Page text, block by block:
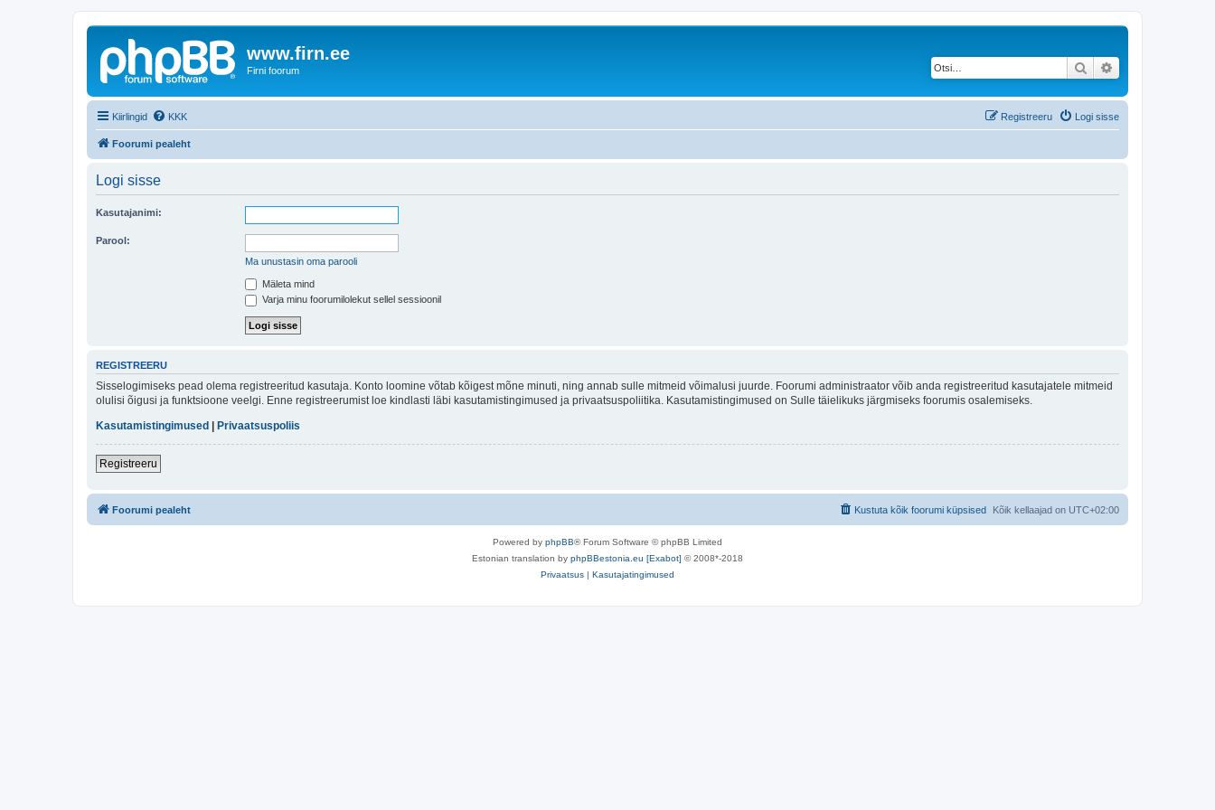
www.firn.ee
Firni foorum Otsi
Kiirlingid KKK Logi sisse
Registreeru
Foorumi pealeht
Logi sisse
Kasutajanimi:
Parool:
Ma unustasin oma parooli
Mäleta mind
Varja minu foorumilolekut sellel sessioonil
REGISTREERU
Sisselogimiseks pead olema registreeritud kasutaja. Konto loomine võtab kõigest mõne minuti, ning annab sulle mitmeid võimalusi juurde. Foorumi administraator võib anda registreeritud kasutajatele mitmeid
olulisi õigusi ja funktsioone veelgi. Enne registreerumist loe kindlasti läbi kasutamistingimused ja privaatsuspoliitika. Kasutamistingimused on Sulle täielikuks järgmiseks foorumis osalemiseks.
Kasutamistingimused
Privaatsuspoliis
Registreeru
Foorumi pealeht Kõik kellaajad on UTC+02:00
Kustuta kõik foorumi küpsised
Powered by phpBB® Forum Software © phpBB Limited
Estonian translation by phpBBestonia.eu [Exabot] © 2008*-2018
Privaatsus | Kasutajatingimused